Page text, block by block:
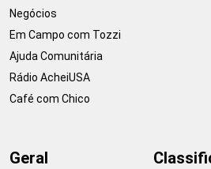
Negócios
Em Campo com Tozzi
Ajuda Comunitária
Rádio AcheiUSA
Café com Chico
Geral